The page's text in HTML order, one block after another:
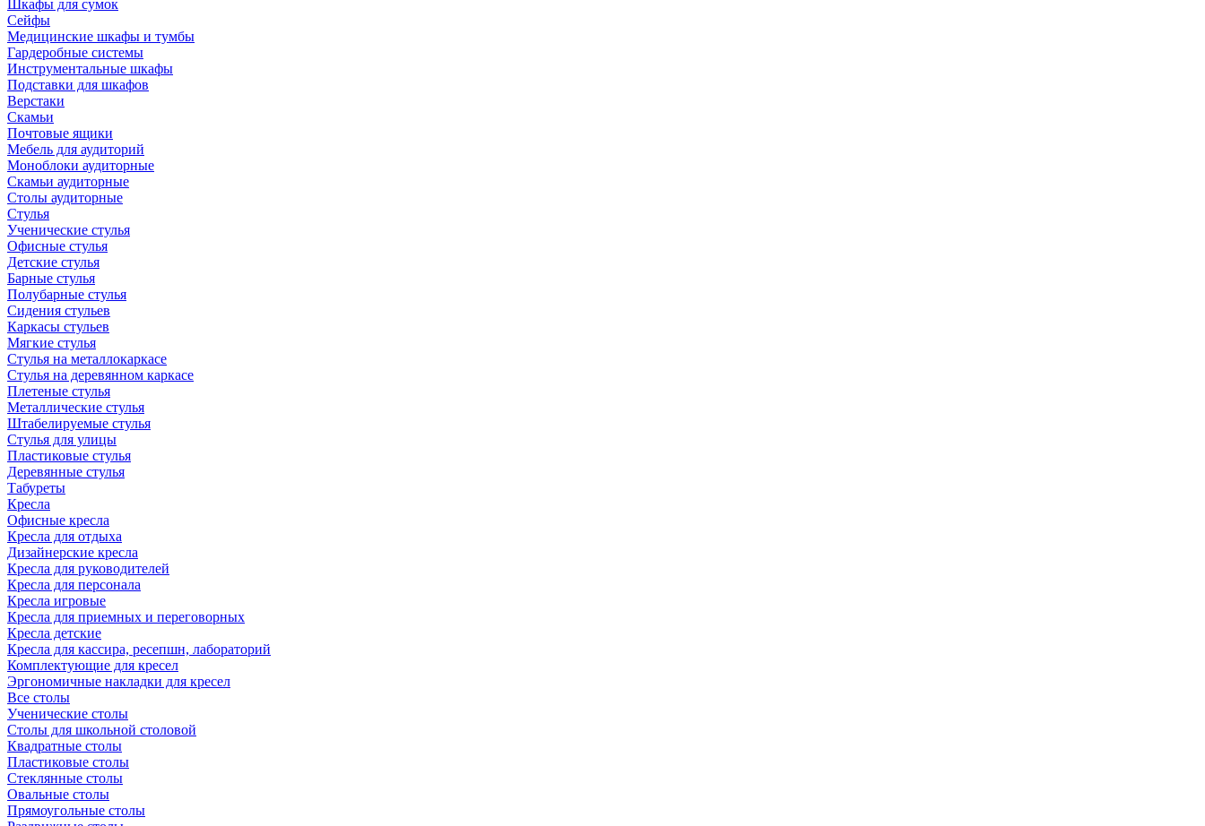
Шкафы для сумок
Сейфы
Медицинские шкафы и тумбы
Гардеробные системы
Инструментальные шкафы
Подставки для шкафов
Верстаки
Скамьи
Почтовые ящики
Мебель для аудиторий
Моноблоки аудиторные
Скамьи аудиторные
Столы аудиторные
Стулья
Ученические стулья
Офисные стулья
Детские стулья
Барные стулья
Полубарные стулья
Сидения стульев
Каркасы стульев
Мягкие стулья
Стулья на металлокаркасе
Стулья на деревянном каркасе
Плетеные стулья
Металлические стулья
Штабелируемые стулья
Стулья для улицы
Пластиковые стулья
Деревянные стулья
Табуреты
Кресла
Офисные кресла
Кресла для отдыха
Дизайнерские кресла
Кресла для руководителей
Кресла для персонала
Кресла игровые
Кресла для приемных и переговорных
Кресла детские
Кресла для кассира, ресепшн, лабораторий
Комплектующие для кресел
Эргономичные накладки для кресел
Все столы
Ученические столы
Столы для школьной столовой
Квадратные столы
Пластиковые столы
Стеклянные столы
Овальные столы
Прямоугольные столы